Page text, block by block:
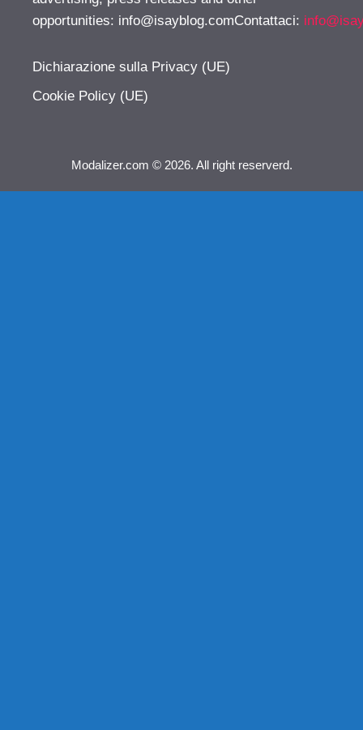
opportunities: info@isayblog.comContattaci:
Dichiarazione sulla Privacy (UE)
Cookie Policy (UE)
Modalizer.com © 2026. All right reserverd.